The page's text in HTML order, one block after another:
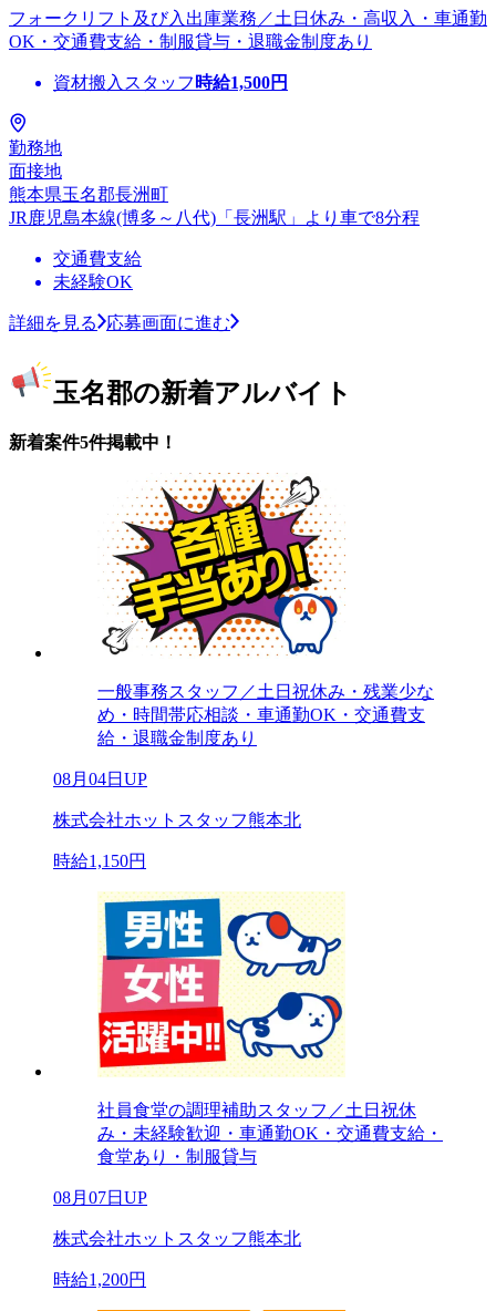
フォークリフト及び入出庫業務／土日休み・高収入・車通勤
OK・交通費支給・制服貸与・退職金制度あり
資材搬入スタッフ 時給1,500円
勤務地
面接地
熊本県玉名郡長洲町
JR鹿児島本線(博多～八代)「長洲駅」より車で8分程
交通費支給
未経験OK
詳細を見る 応募画面に進む
玉名郡の新着アルバイト
新着案件5件掲載中！
一般事務スタッフ／土日祝休み・残業少な
め・時間帯応相談・車通勤OK・交通費支
給・退職金制度あり
08月04日UP
株式会社ホットスタッフ熊本北
時給1,150円
社員食堂の調理補助スタッフ／土日祝休
み・未経験歓迎・車通勤OK・交通費支給・
食堂あり・制服貸与
08月07日UP
株式会社ホットスタッフ熊本北
時給1,200円